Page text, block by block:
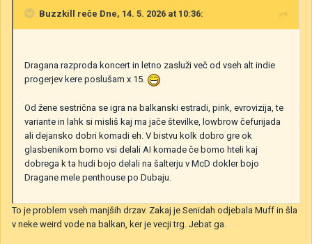
Buzzkill reče Dne, 14. 5. 2026 at 10:36:
Dragana razproda koncert in letno zasluži več od vseh alt indie
progerjev kere poslušam x 15.
Od žene sestrična se igra na balkanski estradi, pink, evrovizija, te
variante in lahk si misliš kaj ma jače številke, lowbrow čefurijada
ali dejansko dobri komadi eh. V bistvu kolk dobro gre ok
glasbenikom bomo vsi delali AI komade če bomo hteli kaj
dobrega k ta hudi bojo delali na šalterju v McD dokler bojo
Dragane mele penthouse po Dubaju.
To je problem vseh manjših drzav. Zakaj je Senidah odjebala Muff in šla
v neke weird vode na balkan, ker je vecji trg. Jebat ga.